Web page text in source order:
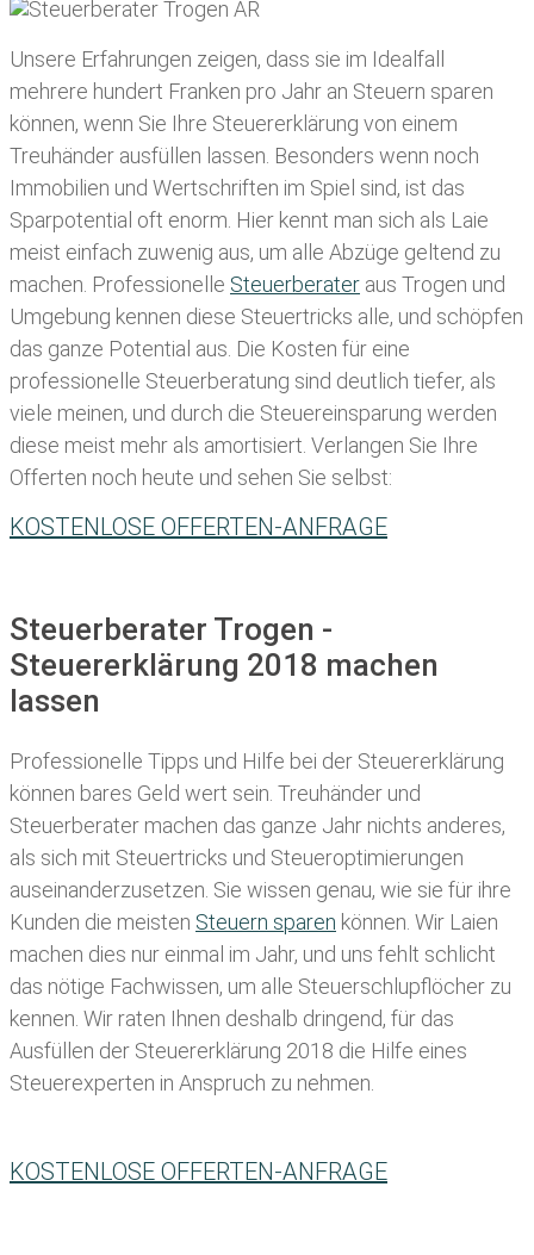
Unsere Erfahrungen zeigen, dass sie im Idealfall
mehrere hundert Franken pro Jahr an Steuern sparen
können, wenn Sie Ihre Steuererklärung von einem
Treuhänder ausfüllen lassen . Besonders wenn noch
Immobilien und Wertschriften im Spiel sind, ist das
Sparpotential oft enorm. Hier kennt man sich als Laie
meist einfach zuwenig aus, um alle Abzüge geltend zu
machen. Professionelle Steuerberater aus Trogen und
Umgebung kennen diese Steuertricks alle, und schöpfen
das ganze Potential aus. Die Kosten für eine
professionelle Steuerberatung sind deutlich tiefer, als
viele meinen, und durch die Steuereinsparung werden
diese meist mehr als amortisiert. Verlangen Sie Ihre
Offerten noch heute und sehen Sie selbst:
KOSTENLOSE OFFERTEN-ANFRAGE
Steuerberater Trogen -
Steuererklärung 2018 machen
lassen
Professionelle Tipps und Hilfe bei der Steuererklärung
können bares Geld wert sein. Treuhänder und
Steuerberater machen das ganze Jahr nichts anderes,
als sich mit Steuertricks und Steueroptimierungen
auseinanderzusetzen. Sie wissen genau, wie sie für ihre
Kunden die meisten Steuern sparen können. Wir Laien
machen dies nur einmal im Jahr, und uns fehlt schlicht
das nötige Fachwissen, um alle Steuerschlupflöcher zu
kennen. Wir raten Ihnen deshalb dringend, für das
Ausfüllen der Steuererklärung 2018 die Hilfe eines
Steuerexperten in Anspruch zu nehmen.
KOSTENLOSE OFFERTEN-ANFRAGE